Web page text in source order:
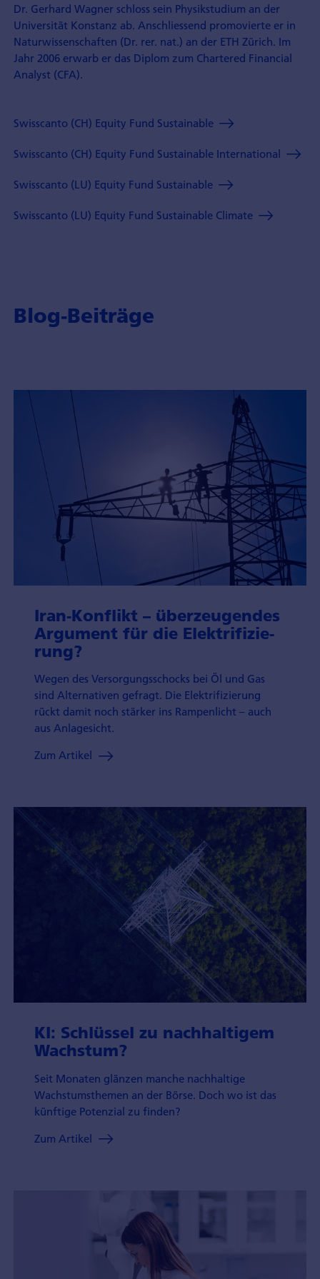
Dr. Gerhard Wagner schloss sein Physikstudium an der
Universität Konstanz ab. Anschliessend promovierte er in
Naturwissenschaften (Dr. rer. nat.) an der ETH Zürich. Im
Jahr 2006 erwarb er das Diplom zum Chartered Financial
Analyst (CFA).
Swisscanto (CH) Equity Fund Sustainable
Swisscanto (CH) Equity Fund Sustainable International
Swisscanto (LU) Equity Fund Sustainable
Swisscanto (LU) Equity Fund Sustainable Climate
Blog-Beiträge
Iran-Konflikt – über­zeugendes
Argu­ment für die Elektri­fizie­
rung?
Wegen des Versor­gungs­schocks bei Öl und Gas
sind Alter­nativen gefragt. Die Elektri­fizie­rung
rückt damit noch stär­ker ins Ram­pen­licht – auch
aus Anlagesicht.
Zum Artikel
KI: Schlüssel zu nachhaltigem
Wachstum?
Seit Monaten glänzen manche nachhaltige
Wachstumsthemen an der Börse. Doch wo ist das
künftige Potenzial zu finden?
Zum Artikel